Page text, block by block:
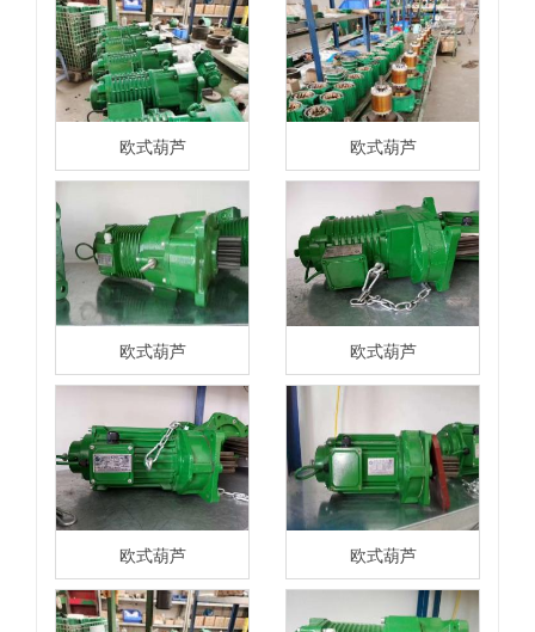
欧式葫芦 欧式葫芦
欧式葫芦 欧式葫芦
欧式葫芦 欧式葫芦